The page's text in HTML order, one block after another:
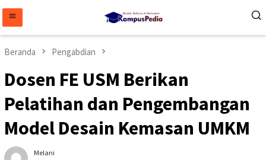
konten
Beranda Pengabdian
Dosen FE USM Berikan
Pelatihan dan Pengembangan
Model Desain Kemasan UMKM
Melani